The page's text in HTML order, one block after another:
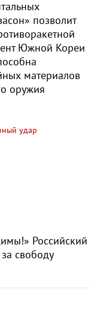
позволит
Южной Кореи
материалов
оружия
удар
Российский
свободу